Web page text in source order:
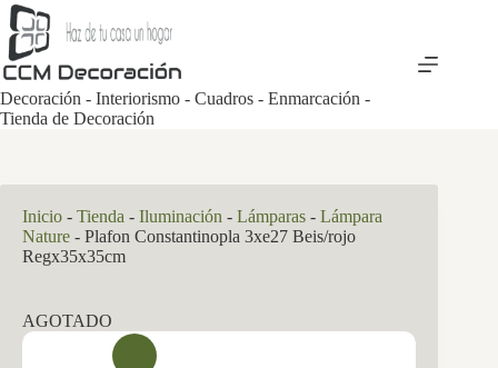
Saltar
al
contenido
Decoración - Interiorismo - Cuadros - Enmarcación -
Tienda de Decoración
Inicio - Tienda - Iluminación - Lámparas - Lámpara
Nature - Plafon Constantinopla 3xe27 Beis/rojo
Regx35x35cm
AGOTADO